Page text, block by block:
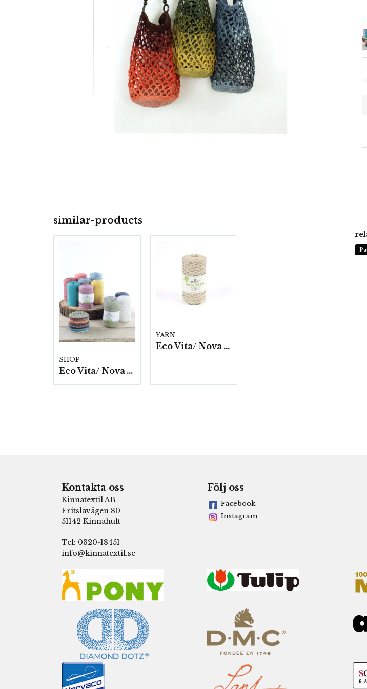
similar-products
SHOP
Eco Vita/ Nova Vita 4- 4x250g./fp.
YARN
Eco Vita/ Nova Vita 4 Metallic- 4x250g./fp.
Kontakta oss
Kinnatextil AB
Fritslavägen 80
51142 Kinnahult
Tel: 0320-18451
info@kinnatextil.se
Följ oss
Facebook
Instagram